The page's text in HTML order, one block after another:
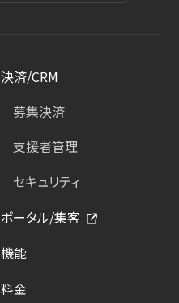
決済/CRM
募集決済
支援者管理
セキュリティ
ポータル/集客
機能
料金